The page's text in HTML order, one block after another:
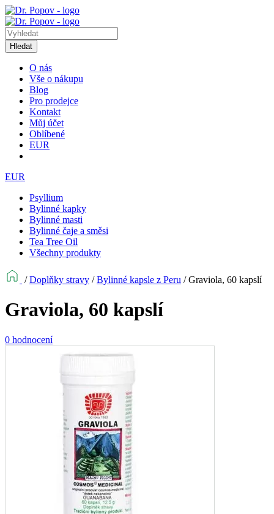
Hledat
O nás
Vše o nákupu
Blog
Pro prodejce
Kontakt
Můj účet
Oblíbené
EUR
EUR
Psyllium
Bylinné kapky
Bylinné masti
Bylinné čaje a směsi
Tea Tree Oil
Všechny produkty
/Doplňky stravy /Bylinné kapsle z Peru /Graviola, 60 kapslí
Graviola, 60 kapslí
0 hodnocení